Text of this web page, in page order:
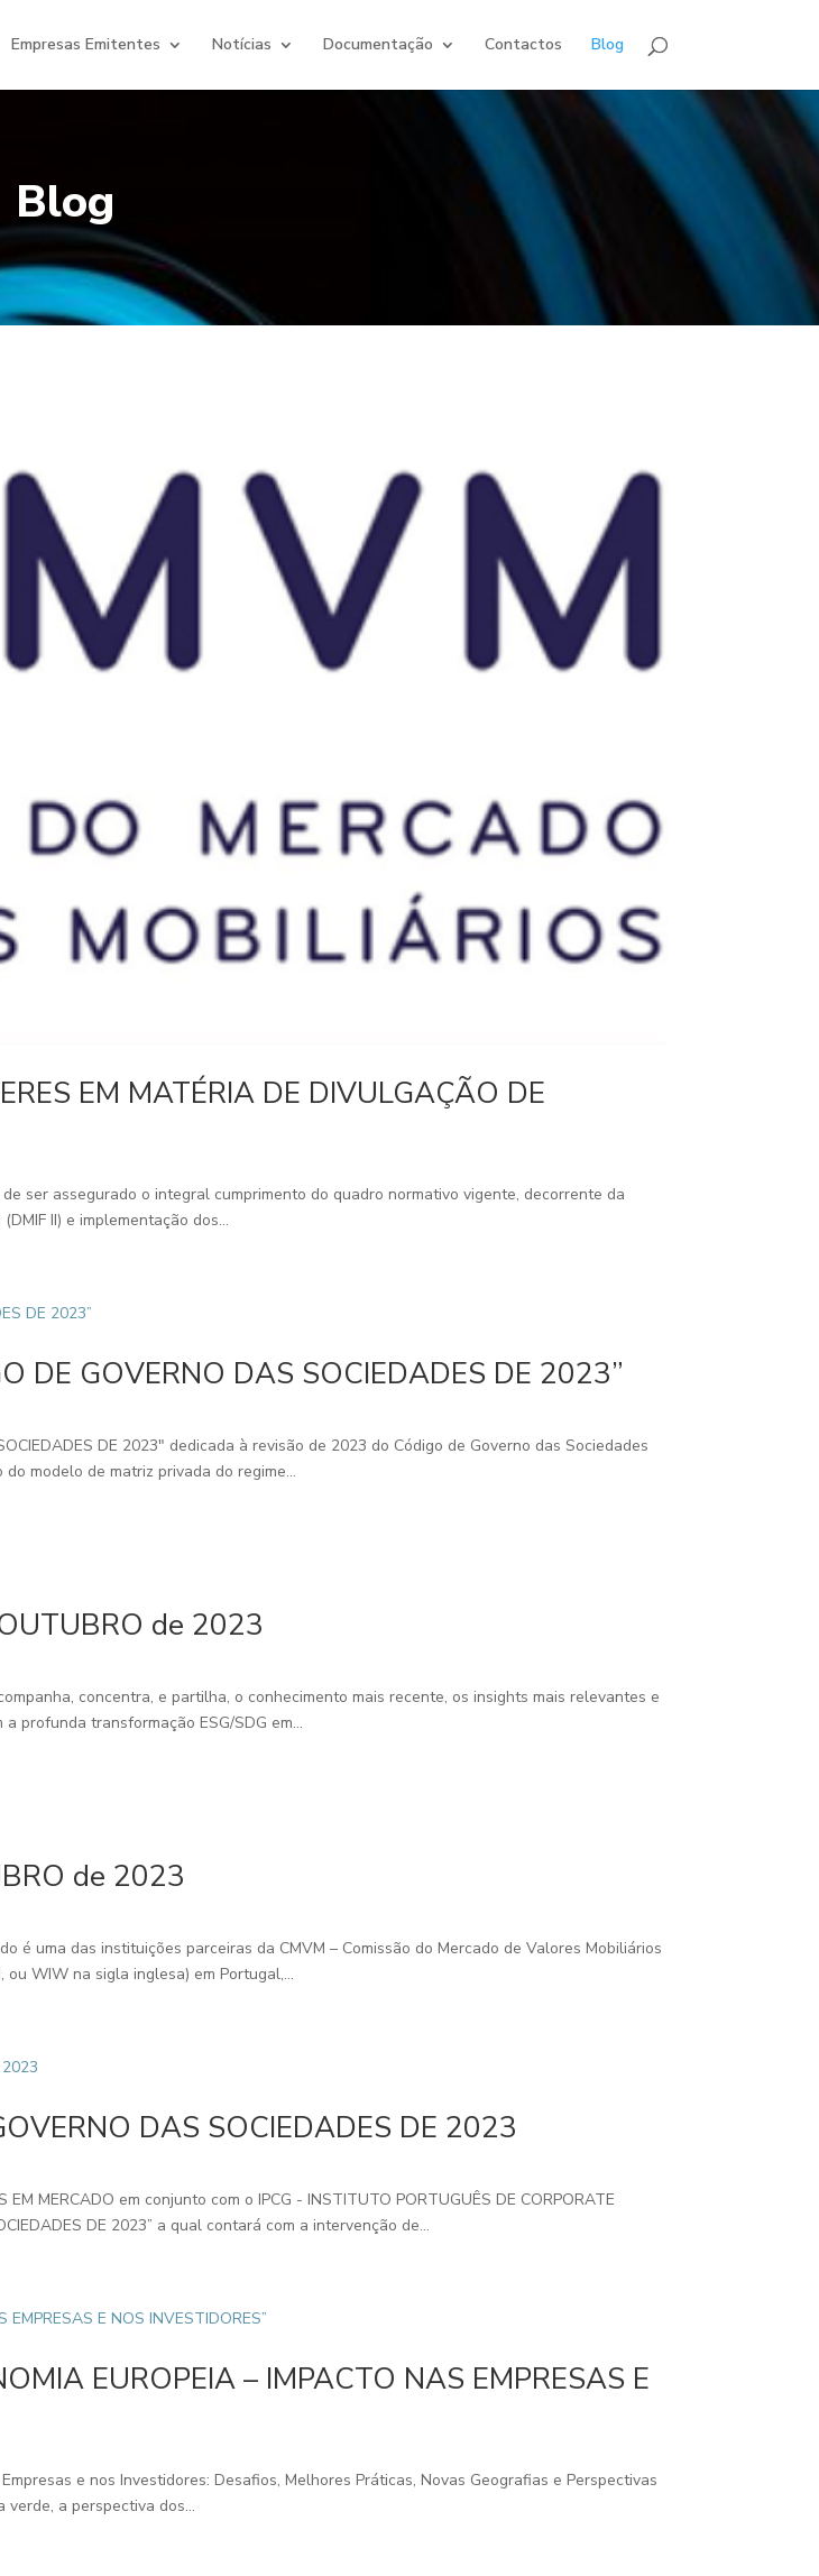
Empresas Emitentes Notícias Documentação Contactos Blog
Blog
EM MATÉRIA DE DIVULGAÇÃO DE
ser assegurado o integral cumprimento do quadro normativo vigente, decorrente da
II) e implementação dos...
DE GOVERNO DAS SOCIEDADES DE 2023”
DE 2023" dedicada à revisão de 2023 do Código de Governo das Sociedades
modelo de matriz privada do regime...
de 2023
concentra, e partilha, o conhecimento mais recente, os insights mais relevantes e
profunda transformação ESG/SDG em...
de 2023
é uma das instituições parceiras da CMVM – Comissão do Mercado de Valores Mobiliários
WIW na sigla inglesa) em Portugal,...
DAS SOCIEDADES DE 2023
MERCADO em conjunto com o IPCG - INSTITUTO PORTUGUÊS DE CORPORATE
DE 2023” a qual contará com a intervenção de...
EUROPEIA – IMPACTO NAS EMPRESAS E
e nos Investidores: Desafios, Melhores Práticas, Novas Geografias e Perspectivas
verde, a perspectiva dos...